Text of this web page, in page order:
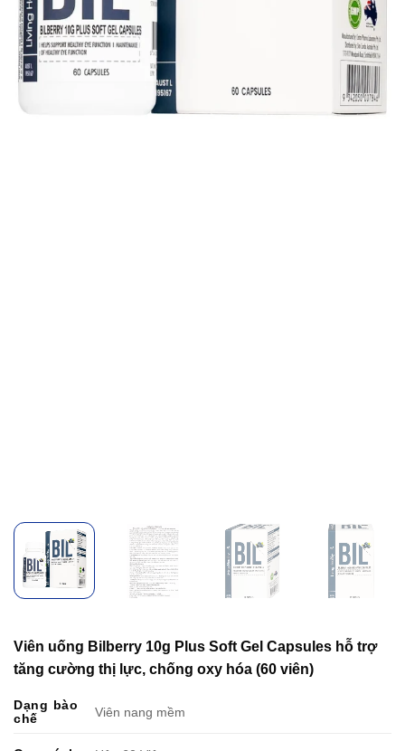
Viên uống Bilberry 10g Plus Soft Gel Capsules hỗ trợ
tăng cường thị lực, chống oxy hóa (60 viên)
Dạng bào
chế
Viên nang mềm